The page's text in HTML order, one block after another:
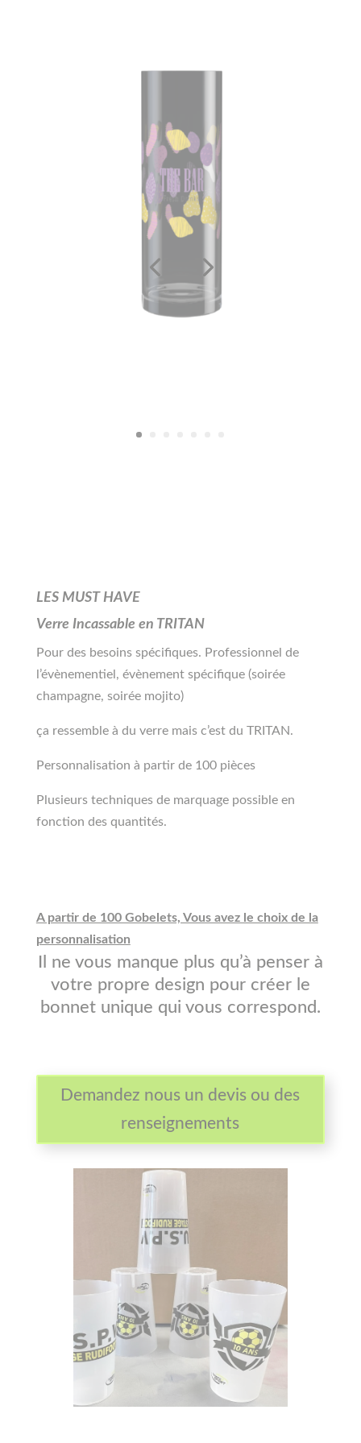
LES MUST HAVE
Verre Incassable en TRITAN
Pour des besoins spécifiques. Professionnel de
l’évènementiel, évènement spécifique (soirée
champagne, soirée mojito)
ça ressemble à du verre mais c’est du TRITAN.
Personnalisation à partir de 100 pièces
Plusieurs techniques de marquage possible en
fonction des quantités.
A partir de 100 Gobelets, Vous avez le choix de la
personnalisation
Il ne vous manque plus qu’à penser à
votre propre design pour créer le
bonnet unique qui vous correspond.
Demandez nous un devis ou des
renseignements